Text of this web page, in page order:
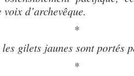
d’archevêque.
*
les gilets jaunes sont portés
*